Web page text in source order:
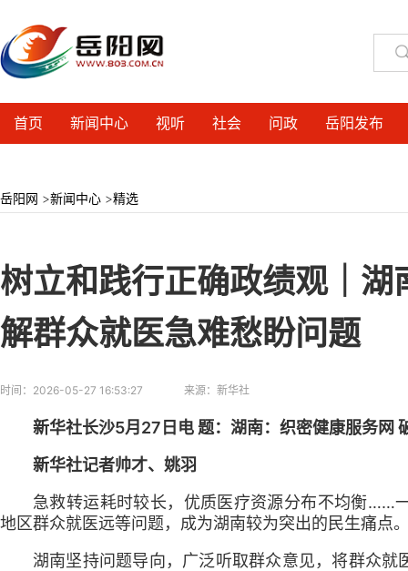
首页 新闻中心 视听 社会 问政 岳阳发布
岳阳网 >新闻中心 >精选
树立和践行正确政绩观｜
解群众就医急难愁盼问题
时间： 2026-05-27 16:53:27 来源： 新华社
新华社长沙5月27日电 题：湖南：织密健康服务网
新华社记者帅才、姚羽
急救转运耗时较长，优质医疗资源分布不均衡……
地区群众就医远等问题，成为湖南较为突出的民生痛点
湖南坚持问题导向，广泛听取群众意见，将群众